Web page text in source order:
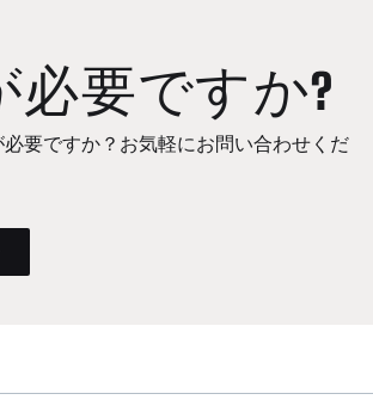
必要ですか?
要ですか？お気軽にお問い合わせくだ